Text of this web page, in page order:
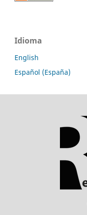
Idioma
English
Español (España)